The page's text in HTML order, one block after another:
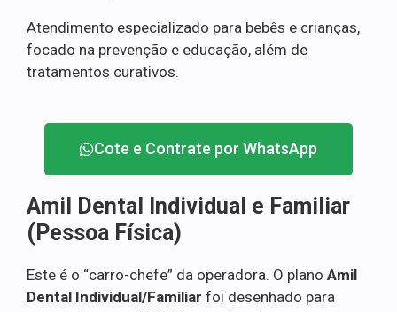
Atendimento especializado para bebês e crianças,
focado na prevenção e educação, além de
tratamentos curativos.
Cote e Contrate por WhatsApp
Amil Dental Individual e Familiar
(Pessoa Física)
Este é o “carro-chefe” da operadora. O plano Amil
Dental Individual/Familiar foi desenhado para